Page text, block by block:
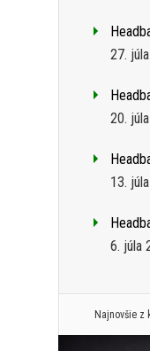
27.
20.
13.
6. júla
Najnovšie z